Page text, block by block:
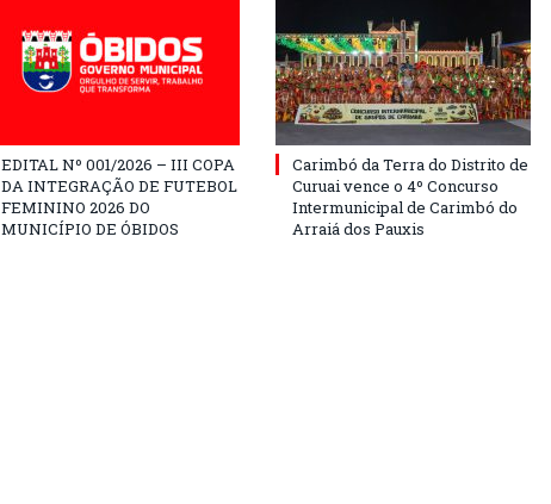
EDITAL Nº 001/2026 – III COPA
DA INTEGRAÇÃO DE FUTEBOL
FEMININO 2026 DO
MUNICÍPIO DE ÓBIDOS
Carimbó da Terra do Distrito de
Curuai vence o 4º Concurso
Intermunicipal de Carimbó do
Arraiá dos Pauxis